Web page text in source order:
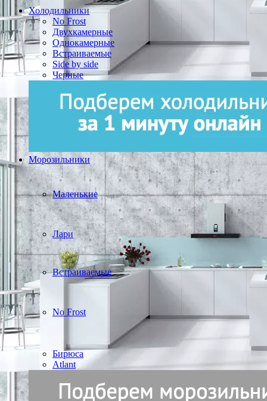
Холодильники
No Frost
Двухкамерные
Однокамерные
Встраиваемые
Side by side
Черные
Морозильники
Маленькие
Лари
Встраиваемые
No Frost
Бирюса
Atlant